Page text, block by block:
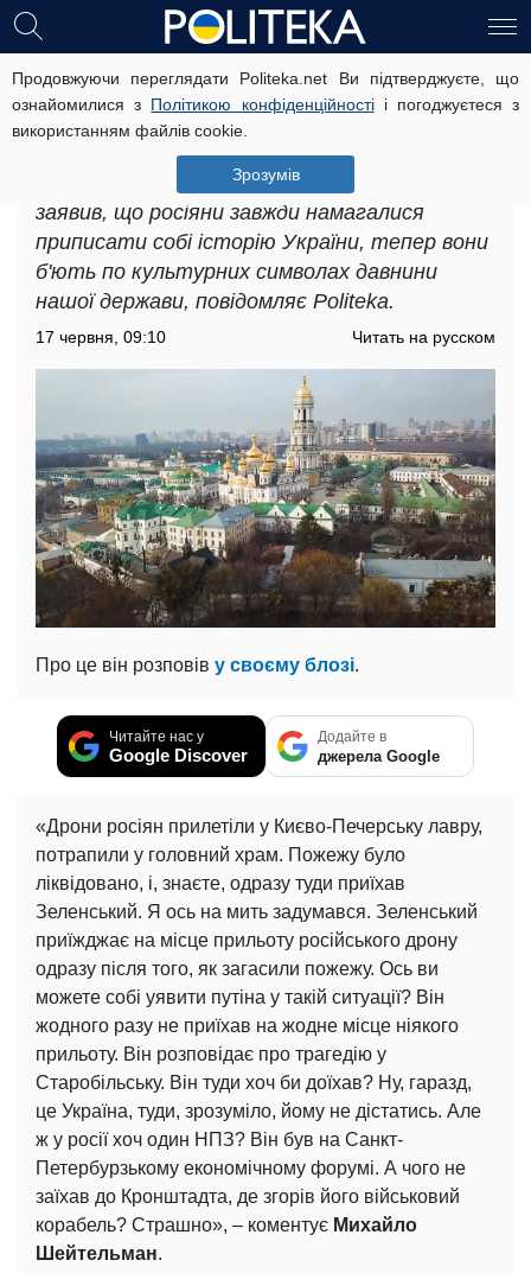
Продовжуючи переглядати Politeka.net Ви підтверджуєте, що
ознайомилися з Політикою конфіденційностіі погоджуєтеся з
використанням файлів cookie.
Зрозумів
«Це вже якась біблійна історія»:
експерт пояснив, що означає удар
по Києво-Печерській лаврі
Політтехнолог Михайло Шейтельман
заявив, що росіяни завжди намагалися
приписати собі історію України, тепер вони
б'ють по культурних символах давнини
нашої держави, повідомляє Politeka.
17 червня, 09:10 Читать на русском
Про це він розповів у своєму блозі.
Читайте нас у
Google Discover
Додайте в
джерела Google
«Дрони росіян прилетіли у Києво-Печерську лавру,
потрапили у головний храм. Пожежу було
ліквідовано, і, знаєте, одразу туди приїхав
Зеленський. Я ось на мить задумався. Зеленський
приїжджає на місце прильоту російського дрону
одразу після того, як загасили пожежу. Ось ви
можете собі уявити путіна у такій ситуації? Він
жодного разу не приїхав на жодне місце ніякого
прильоту. Він розповідає про трагедію у
Старобільську. Він туди хоч би доїхав? Ну, гаразд,
це Україна, туди, зрозуміло, йому не дістатись. Але
ж у росії хоч один НПЗ? Він був на Санкт-
Петербурзькому економічному форумі. А чого не
заїхав до Кронштадта, де згорів його військовий
корабель? Страшно», – коментує Михайло
Шейтельман.